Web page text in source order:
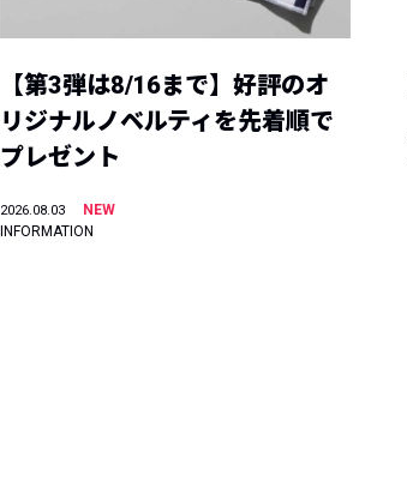
【第3弾は8/16まで】好評のオ
リジナルノベルティを先着順で
プレゼント
2026.08.03
NEW
INFORMATION